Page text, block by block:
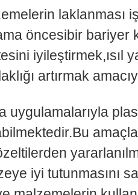
laklanması
öncesibir bariyer
iyileştirmek,ısıl
artırmak
uygulamalarıyla
iyi tutunmasını